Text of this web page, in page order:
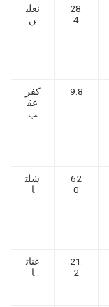
28.
4
نعلي
ن
9.8
كفر
عق
ب
62
0
شلت
ا
21.
2
عنات
ا